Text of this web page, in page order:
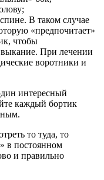
В таком случае
«предпочитает»
чтобы
При лечении
воротники и
интересный
каждый бортик
то туда, то
в постоянном
и правильно